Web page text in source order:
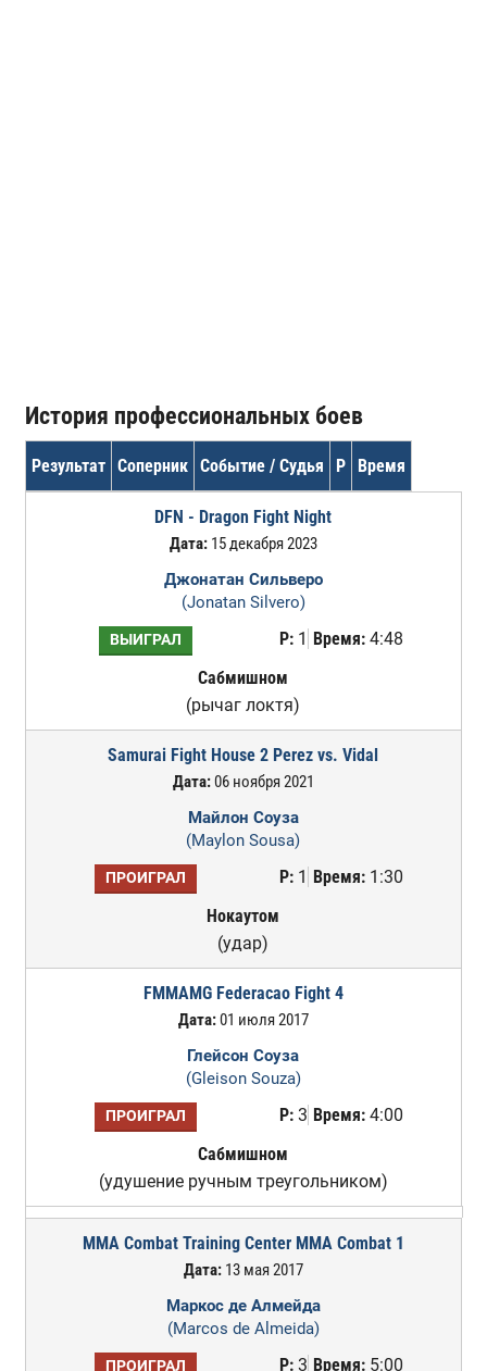
История профессиональных боев
Результат Соперник Событие / Судья Р Время
DFN - Dragon Fight Night
Дата:15 декабря 2023
Джонатан Сильверо
(Jonatan Silvero)
ВЫИГРАЛ Р:1 Время:4:48
Сабмишном
(рычаг локтя)
Samurai Fight House 2 Perez vs. Vidal
Дата:06 ноября 2021
Майлон Соуза
(Maylon Sousa)
ПРОИГРАЛ Р:1 Время:1:30
Нокаутом
(удар)
FMMAMG Federacao Fight 4
Дата:01 июля 2017
Глейсон Соуза
(Gleison Souza)
ПРОИГРАЛ Р:3 Время:4:00
Сабмишном
(удушение ручным треугольником)
MMA Combat Training Center MMA Combat 1
Дата:13 мая 2017
Маркос де Алмейда
(Marcos de Almeida)
ПРОИГРАЛ Р:3 Время:5:00